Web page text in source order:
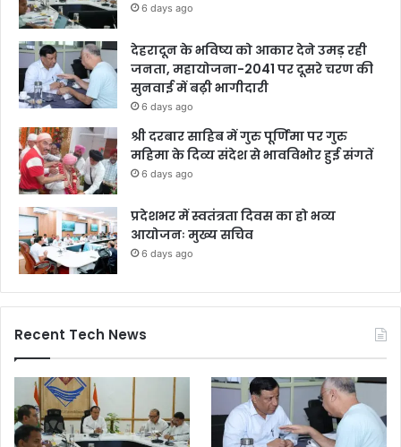
6 days ago
देहरादून के भविष्य को आकार देने उमड़ रही
जनता, महायोजना-2041 पर दूसरे चरण की
सुनवाई में बढ़ी भागीदारी
6 days ago
श्री दरबार साहिब में गुरु पूर्णिमा पर गुरु
महिमा के दिव्य संदेश से भावविभोर हुई संगतें
6 days ago
प्रदेशभर में स्वतंत्रता दिवस का हो भव्य
आयोजनः मुख्य सचिव
6 days ago
Recent Tech News